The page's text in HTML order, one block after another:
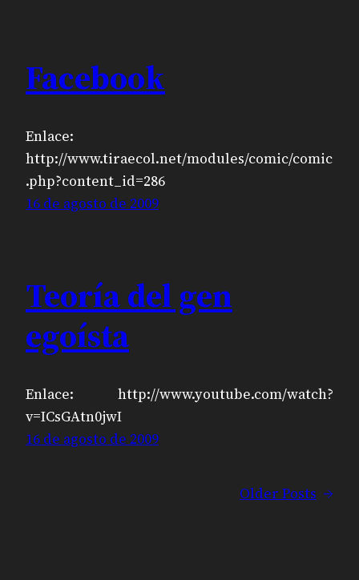
Facebook
Enlace:
http://www.tiraecol.net/modules/comic/comic
.php?content_id=286
16 de agosto de 2009
Teoría del gen
egoísta
Enlace: http://www.youtube.com/watch?
v=ICsGAtn0jwI
16 de agosto de 2009
Older Posts →